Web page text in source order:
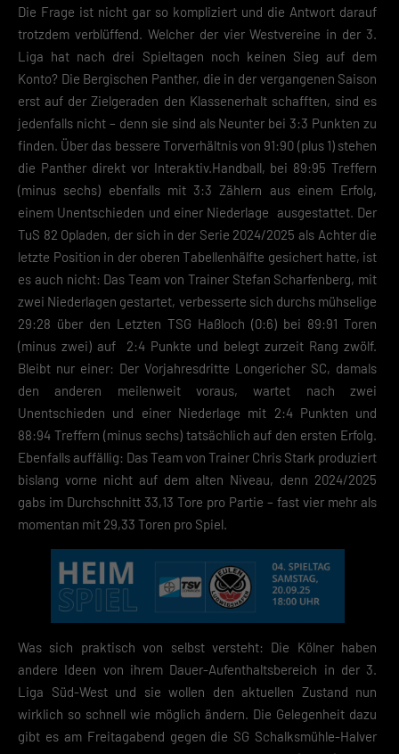
Die Frage ist nicht gar so kompliziert und die Antwort darauf
trotzdem verblüffend. Welcher der vier Westvereine in der 3.
Liga hat nach drei Spieltagen noch keinen Sieg auf dem
Konto? Die Bergischen Panther, die in der vergangenen Saison
erst auf der Zielgeraden den Klassenerhalt schafften, sind es
jedenfalls nicht – denn sie sind als Neunter bei 3:3 Punkten zu
finden. Über das bessere Torverhältnis von 91:90 (plus 1) stehen
die Panther direkt vor Interaktiv.Handball, bei 89:95 Treffern
(minus sechs) ebenfalls mit 3:3 Zählern aus einem Erfolg,
einem Unentschieden und einer Niederlage ausgestattet. Der
TuS 82 Opladen, der sich in der Serie 2024/2025 als Achter die
letzte Position in der oberen Tabellenhälfte gesichert hatte, ist
es auch nicht: Das Team von Trainer Stefan Scharfenberg, mit
zwei Niederlagen gestartet, verbesserte sich durchs mühselige
29:28 über den Letzten TSG Haßloch (0:6) bei 89:91 Toren
(minus zwei) auf 2:4 Punkte und belegt zurzeit Rang zwölf.
Bleibt nur einer: Der Vorjahresdritte Longericher SC, damals
den anderen meilenweit voraus, wartet nach zwei
Unentschieden und einer Niederlage mit 2:4 Punkten und
88:94 Treffern (minus sechs) tatsächlich auf den ersten Erfolg.
Ebenfalls auffällig: Das Team von Trainer Chris Stark produziert
bislang vorne nicht auf dem alten Niveau, denn 2024/2025
gabs im Durchschnitt 33,13 Tore pro Partie – fast vier mehr als
momentan mit 29,33 Toren pro Spiel.
Was sich praktisch von selbst versteht: Die Kölner haben
andere Ideen von ihrem Dauer-Aufenthaltsbereich in der 3.
Liga Süd-West und sie wollen den aktuellen Zustand nun
wirklich so schnell wie möglich ändern. Die Gelegenheit dazu
gibt es am Freitagabend gegen die SG Schalksmühle-Halver